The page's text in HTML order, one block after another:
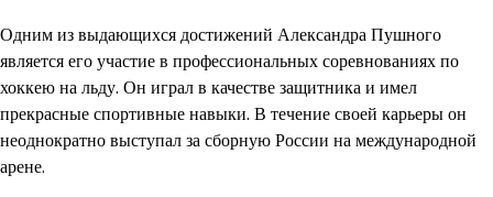
Одним из выдающихся достижений Александра Пушного
является его участие в профессиональных соревнованиях по
хоккею на льду. Он играл в качестве защитника и имел
прекрасные спортивные навыки. В течение своей карьеры он
неоднократно выступал за сборную России на международной
арене.